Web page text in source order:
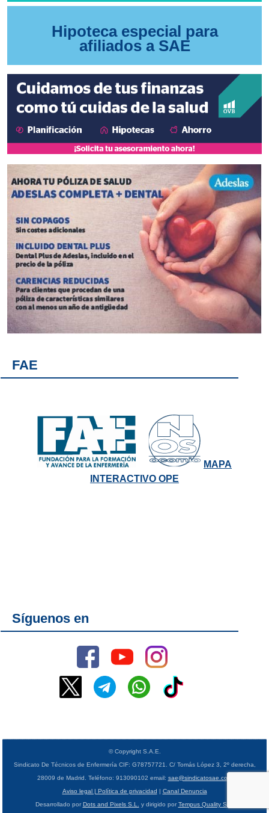
Hipoteca especial para
afiliados a SAE
FAE
MAPA
INTERACTIVO OPE
Síguenos en
© Copyright S.A.E.
Sindicato De Técnicos de Enfermería CIF: G78757721. C/ Tomás López 3, 2º derecha,
28009 de Madrid. Teléfono: 913090102 email: sae@sindicatosae.com
Aviso legal | Política de privacidad | Canal Denuncia
Desarrollado porDots and Pixels S.L. y dirigido porTempus Quality S.L.